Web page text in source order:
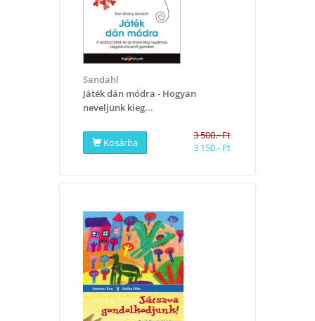
Sandahl
​Játék dán módra - Hogyan
neveljünk kieg...
Kosárba
3 500.- Ft
3 150.- Ft